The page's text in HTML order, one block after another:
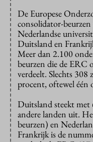
De Europese
consolidator-beurzen
Nederlandse
Duitsland en
Meer dan 2.100
beurzen die de ERC
verdeelt. Slechts 308
procent, oftewel één
Duitsland steekt met
andere landen uit.
beurzen) en
Frankrijk is de